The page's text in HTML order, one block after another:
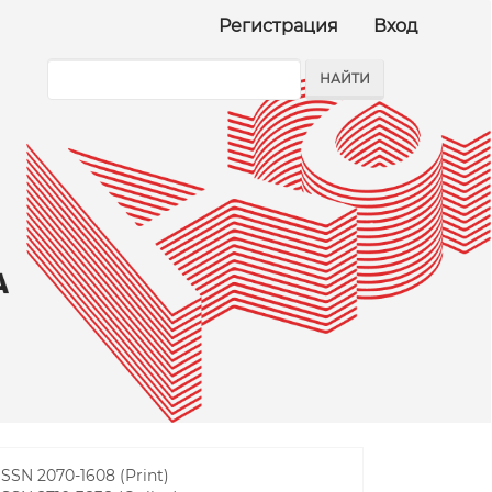
Регистрация Вход
НАЙТИ
2070-1608 (Print)